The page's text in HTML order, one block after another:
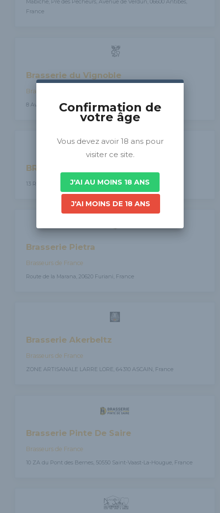
Mabiche, Pré des Pêcheurs, Avenue de Verdun, 06600 Antibes,
France
Brasserie du Vignoble
Brasseurs de France
8 Avenue Jacques Preiss, 68340, France
BRASSERIE SUFF'BIER
13 Rue des Primeurs, 68600 OBERSAASHEIM, France
Brasserie Pietra
Brasseurs de France
Route de la Marana, 20620 Furiani, France
Brasserie Akerbeltz
Brasseurs de France
ZONE ARTISANALE LARRE LORE, 64310 ASCAIN, France
Brasserie Pinte De Saire
Brasseurs de France
10 ZA du Pont des Bernes, 50550 Saint-Vaast-La-Hougue, France
Confirmation de
votre âge
Vous devez avoir 18 ans pour
visiter ce site.
J'AI AU MOINS 18 ANS
J'AI MOINS DE 18 ANS